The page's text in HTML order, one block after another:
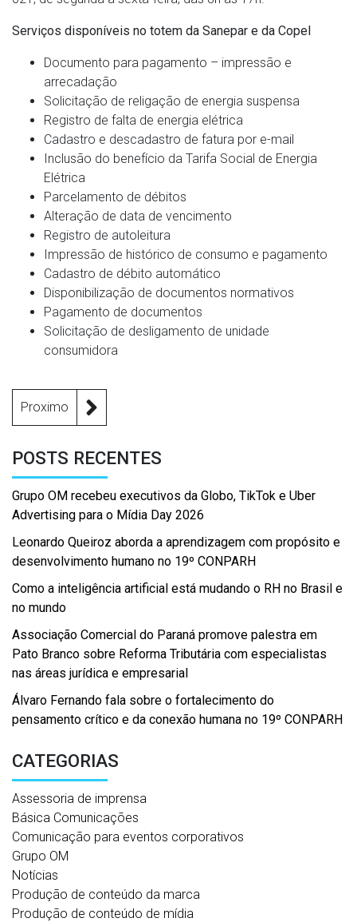
Serviços disponíveis no totem da Sanepar e da Copel
Documento para pagamento – impressão e
arrecadação
Solicitação de religação de energia suspensa
Registro de falta de energia elétrica
Cadastro e descadastro de fatura por e-mail
Inclusão do benefício da Tarifa Social de Energia
Elétrica
Parcelamento de débitos
Alteração de data de vencimento
Registro de autoleitura
Impressão de histórico de consumo e pagamento
Cadastro de débito automático
Disponibilização de documentos normativos
Pagamento de documentos
Solicitação de desligamento de unidade
consumidora
Proximo
POSTS RECENTES
Grupo OM recebeu executivos da Globo, TikTok e Uber
Advertising para o Mídia Day 2026
Leonardo Queiroz aborda a aprendizagem com propósito e
desenvolvimento humano no 19º CONPARH
Como a inteligência artificial está mudando o RH no Brasil e
no mundo
Associação Comercial do Paraná promove palestra em
Pato Branco sobre Reforma Tributária com especialistas
nas áreas jurídica e empresarial
Álvaro Fernando fala sobre o fortalecimento do
pensamento crítico e da conexão humana no 19º CONPARH
CATEGORIAS
Assessoria de imprensa
Básica Comunicações
Comunicação para eventos corporativos
Grupo OM
Notícias
Produção de conteúdo da marca
Produção de conteúdo de mídia